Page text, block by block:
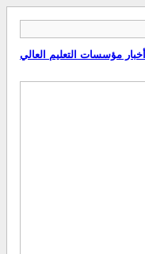
أخبار مؤسسات التعليم العالي